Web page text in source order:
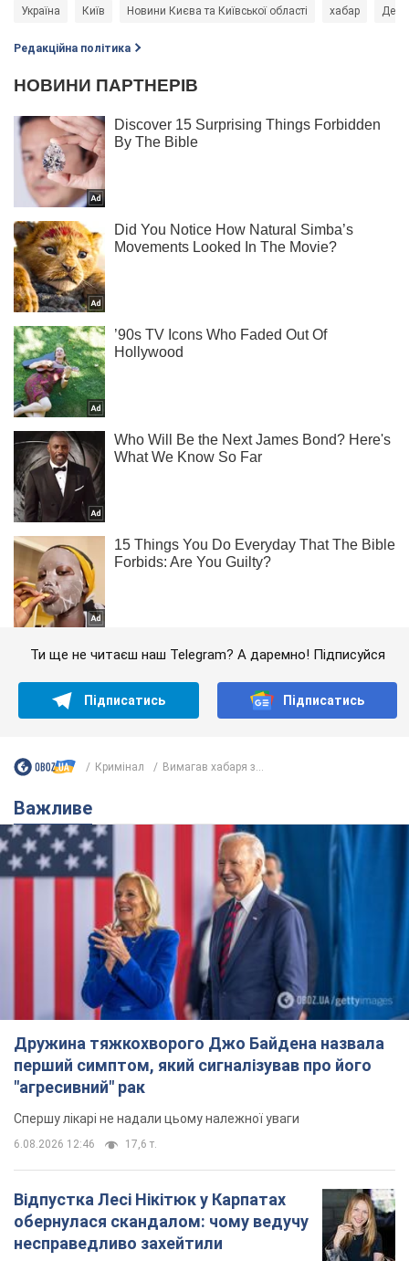
Україна Київ Новини Києва та Київської області хабар
Редакційна політика
Ти ще не читаєш наш Telegram? А даремно! Підписуйся
Підписатись Підписатись
Кримінал Вимагав хабаря з...
Важливе
Дружина тяжкохворого Джо Байдена назвала
перший симптом, який сигналізував про його
"агресивний" рак
Спершу лікарі не надали цьому належної уваги
6.08.2026 12:46 17,6 т.
Відпустка Лесі Нікітюк у Карпатах
обернулася скандалом: чому ведучу
несправедливо захейтили